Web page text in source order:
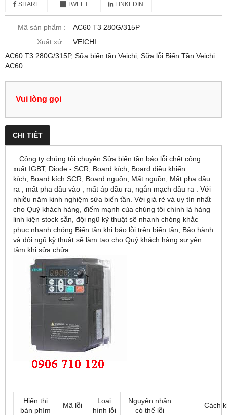
SHARE TWEET LINKEDIN
Mã sản phẩm :
AC60 T3 280G/315P
Xuất xứ :
VEICHI
AC60 T3 280G/315P, Sữa biến tần Veichi, Sữa lỗi Biến Tần Veichi
AC60
Vui lòng gọi
CHI TIẾT
Công ty chúng tôi chuyên Sửa biến tần báo lỗi chết công
xuất IGBT, Diode - SCR, Board kích, Board điều khiển
kích, Board kích SCR, Board nguồn, Mất nguồn, Mất pha đầu
ra , mất pha đầu vào , mất áp đầu ra, ngắn mạch đầu ra . Với
nhiều năm kinh nghiệm sửa biến tần. Với giá rẻ và uy tín nhất
cho Quý khách hàng, điểm mạnh của chúng tôi chính là hàng
linh kiện stock sẵn, đội ngũ kỹ thuật sẽ nhanh chóng khắc
phục nhanh chóng Biến tần khi báo lỗi trên biến tần, Bảo hành
và đội ngũ kỹ thuật sẽ làm tạo cho Quý khách hàng sự yên
tâm khi sửa chửa.
Hiển thị
bàn phím
Mã lỗi
Loại
hình lỗi
Nguyên nhân
có thể lỗi
Cách